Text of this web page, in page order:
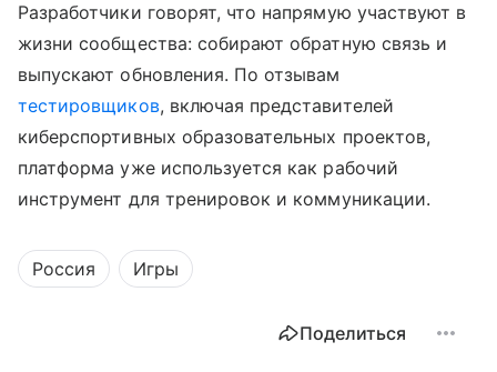
Разработчики говорят, что напрямую участвуют в
жизни сообщества: собирают обратную связь и
выпускают обновления. По отзывам
тестировщиков, включая представителей
киберспортивных образовательных проектов,
платформа уже используется как рабочий
инструмент для тренировок и коммуникации.
Россия Игры
Поделиться